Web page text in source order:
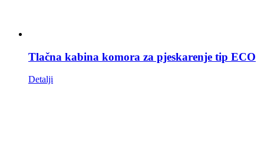
Tlačna kabina komora za pjeskarenje tip ECO
Detalji